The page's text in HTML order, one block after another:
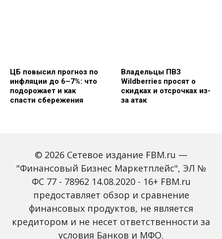
ЦБ повысил прогноз по
инфляции до 6–7%: что
подорожает и как
спасти сбережения
Владельцы ПВЗ
Wildberries просят о
скидках и отсрочках из-
за атак
Объем наличных у
россиян в июле вырос
на 43%: что стоит за
рекордным спросом на
С 2027 года ИНН станет
банковских счетов
россиян: что изменится
© 2026 Сетевое издание FBM.ru —
"Финансовый Бизнес Маркетплейс", ЭЛ №
ФС 77 - 78962 14.08.2020 - 16+ FBM.ru
предоставляет обзор и сравнение
финансовых продуктов, не является
кредитором и не несет ответственности за
условия Банков и МФО.